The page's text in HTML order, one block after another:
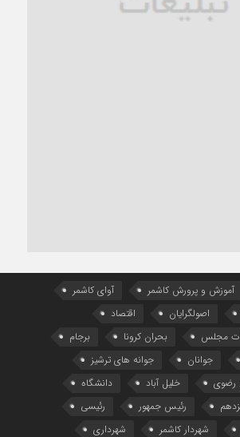
آموزش و پرورش کاشمر
آوای کاشمر
اصولگرایان
اقتصاد
مجلس بحران کرونا
برجام
جوانان
جوانه های ترشیز
رضوی خلیل آباد
دانشگاه
رئیس جمهور
رئیسی
شهردار کاشمر شهرداری